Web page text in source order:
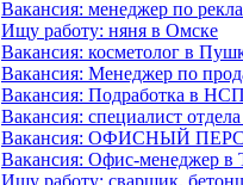
Вакансия: менеджер по
Ищу работу: няня в Омске
Вакансия: косметолог в
Вакансия: Менеджер по
Вакансия: Подработка в
Вакансия: специалист
Вакансия: ОФИСНЫЙ
Вакансия: Офис-менеджер в
Ищу работу: сварщик,